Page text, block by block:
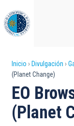
al
contenido
principal
enlaces
de
ayuda
Inicio Divulgación
(Planet Change)
EO
(Planet